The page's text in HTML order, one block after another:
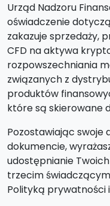
Urząd Nadzoru
oświadczenie
zakazuje sprzedaży,
CFD na aktywa
rozpowszechniania
związanych z
produktów
które są skierowane
Pozostawiając swoje
dokumencie,
udostępnianie
trzecim świadczącym
Polityką prywatności